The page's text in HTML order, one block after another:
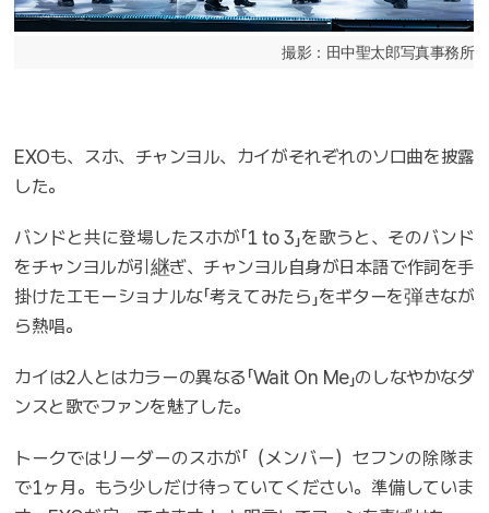
撮影：田中聖太郎写真事務所
EXOも、スホ、チャンヨル、カイがそれぞれのソロ曲を披露
した。
バンドと共に登場したスホが「1 to 3」を歌うと、そのバンド
をチャンヨルが引継ぎ、チャンヨル自身が日本語で作詞を手
掛けたエモーショナルな「考えてみたら」をギターを弾きなが
ら熱唱。
カイは2人とはカラーの異なる「Wait On Me」のしなやかなダ
ンスと歌でファンを魅了した。
トークではリーダーのスホが「（メンバー）セフンの除隊ま
で1ヶ月。もう少しだけ待っていてください。準備していま